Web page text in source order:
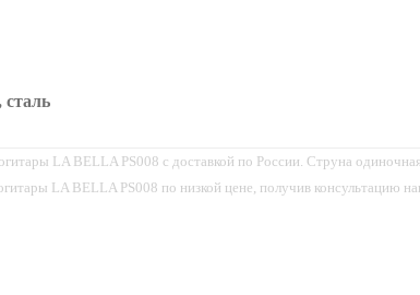
LA BELLA PS008 с доставкой по России. Струна
LA BELLA PS008 по низкой цене, получив консультацию